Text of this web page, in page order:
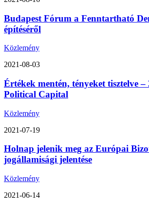
Budapest Fórum a Fenntartható
építéséről
Közlemény
2021-08-03
Értékek mentén, tényeket tisztelve –
Political Capital
Közlemény
2021-07-19
Holnap jelenik meg az Európai
jogállamisági jelentése
Közlemény
2021-06-14